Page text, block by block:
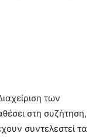
των
στη συζήτηση,
συντελεστεί τα